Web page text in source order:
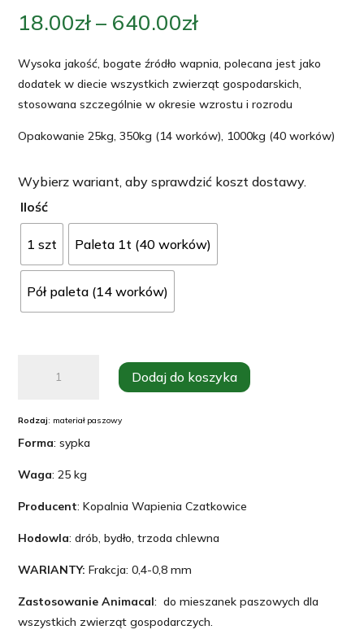
18.00zł – 640.00złZakres
od
18.00zł
do
640.00zł
Wysoka jakość, bogate źródło wapnia, polecana jest jako
dodatek w diecie wszystkich zwierząt gospodarskich,
stosowana szczególnie w okresie wzrostu i rozrodu
Opakowanie 25kg, 350kg (14 worków), 1000kg (40 worków)
Wybierz wariant, aby sprawdzić koszt dostawy.
Ilość
1 szt Paleta 1t (40 worków)
Pół paleta (14 worków)
bydła,
wapno
25kg
Animacal
Dodaj do koszyka
Rodzaj: materiał paszowy
Forma: sypka
Waga: 25 kg
Producent: Kopalnia Wapienia Czatkowice
Hodowla: drób, bydło, trzoda chlewna
WARIANTY:Frakcja: 0,4-0,8 mm
Zastosowanie Animacal: do mieszanek paszowych dla
wszystkich zwierząt gospodarczych.